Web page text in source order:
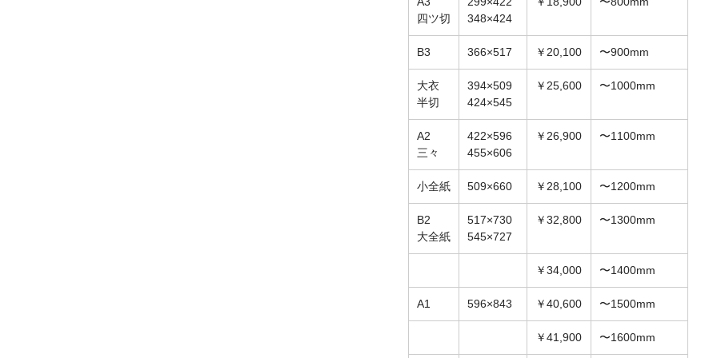
四ツ切
348×424
B3 366×517 ￥20,100 〜900mm
大衣
半切
394×509
424×545
￥25,600 〜1000mm
A2
三々
422×596
455×606
￥26,900 〜1100mm
小全紙 509×660 ￥28,100 〜1200mm
B2
大全紙
517×730
545×727
￥32,800 〜1300mm
￥34,000 〜1400mm
A1 596×843 ￥40,600 〜1500mm
￥41,900 〜1600mm